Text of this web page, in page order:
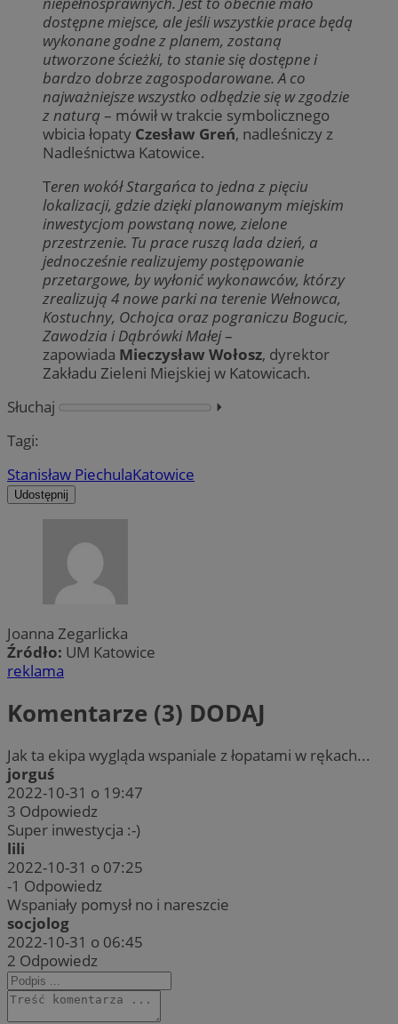
dostępne miejsce, ale jeśli wszystkie prace będą
wykonane godne z planem, zostaną
utworzone ścieżki, to stanie się dostępne i
bardzo dobrze zagospodarowane. A co
najważniejsze wszystko odbędzie się w zgodzie
z naturą – mówił w trakcie symbolicznego
wbicia łopaty Czesław Greń, nadleśniczy z
Nadleśnictwa Katowice.
Teren wokół Stargańca to jedna z pięciu
lokalizacji, gdzie dzięki planowanym miejskim
inwestycjom powstaną nowe, zielone
przestrzenie. Tu prace ruszą lada dzień, a
jednocześnie realizujemy postępowanie
przetargowe, by wyłonić wykonawców, którzy
zrealizują 4 nowe parki na terenie Wełnowca,
Kostuchny, Ochojca oraz pograniczu Bogucic,
Zawodzia i Dąbrówki Małej–
zapowiada Mieczysław Wołosz, dyrektor
Zakładu Zieleni Miejskiej w Katowicach.
Słuchaj
⏵︎
Tagi:
Stanisław PiechulaKatowice
Udostępnij
Joanna Zegarlicka
Źródło: UM Katowice
reklama
Komentarze (3) DODAJ
Jak ta ekipa wygląda wspaniale z łopatami w rękach...
jorguś
2022-10-31 o 19:47
3 Odpowiedz
Super inwestycja :-)
lili
2022-10-31 o 07:25
-1 Odpowiedz
Wspaniały pomysł no i nareszcie
socjolog
2022-10-31 o 06:45
2 Odpowiedz